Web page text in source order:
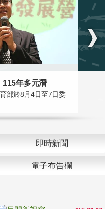
115年多元潛
部於8月4日至7日委
即時新聞
電子布告欄